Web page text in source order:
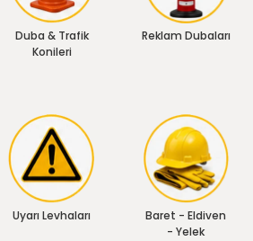
Duba & Trafik
Konileri
Reklam Dubaları
Uyarı Levhaları
Baret - Eldiven
- Yelek